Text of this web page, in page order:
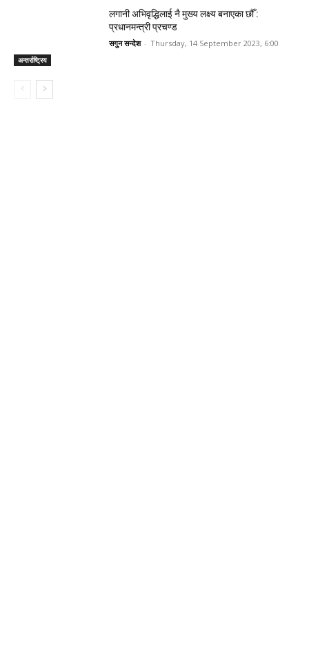
अन्तर्राष्ट्रिय
लगानी अभिवृद्धिलाई नै मुख्य लक्ष्य बनाएका छौँ :
प्रधानमन्त्री प्रचण्ड
सगुन सन्देश - Thursday, 14 September 2023, 6:00